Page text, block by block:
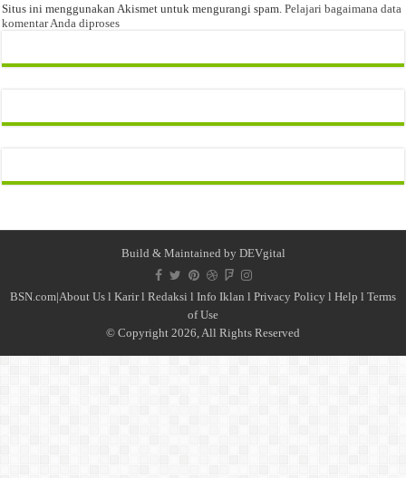
Situs ini menggunakan Akismet untuk mengurangi spam.Pelajari bagaimana data
komentar Anda diproses
Build & Maintained by DEVgital
BSN.com|About Us l Karirl Redaksi l Info Iklan l Privacy Policy l Help l Terms
of Use
© Copyright 2026, All Rights Reserved